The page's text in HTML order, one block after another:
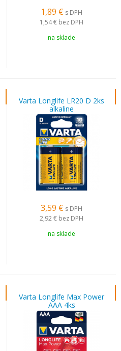
1,89 € s DPH
1,54 € bez DPH
na sklade
Varta Longlife LR20 D 2ks
alkaline
3,59 € s DPH
2,92 € bez DPH
na sklade
Varta Longlife Max Power
AAA 4ks